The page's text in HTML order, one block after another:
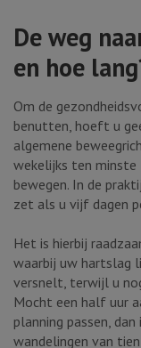
De weg
en hoe
Om de
benutten, hoeft u
algemene
wekelijks ten
bewegen. In de
zet als u vijf dagen
Het is hierbij
waarbij uw hartslag
versnelt, terwijl u
Mocht een half uur
planning passen,
wandelingen van